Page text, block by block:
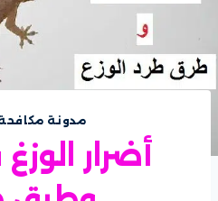
مدونة
أضرار